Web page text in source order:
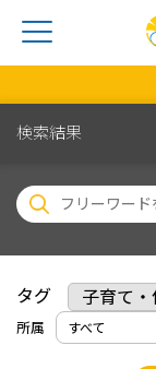
検索結果
タグ 子育て・
所属